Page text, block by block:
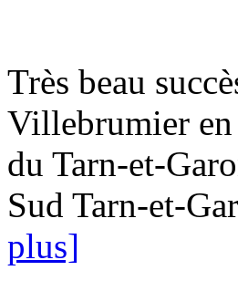
Très beau
Villebrumier en
du Tarn-et-
Sud Tarn-et-
plus]